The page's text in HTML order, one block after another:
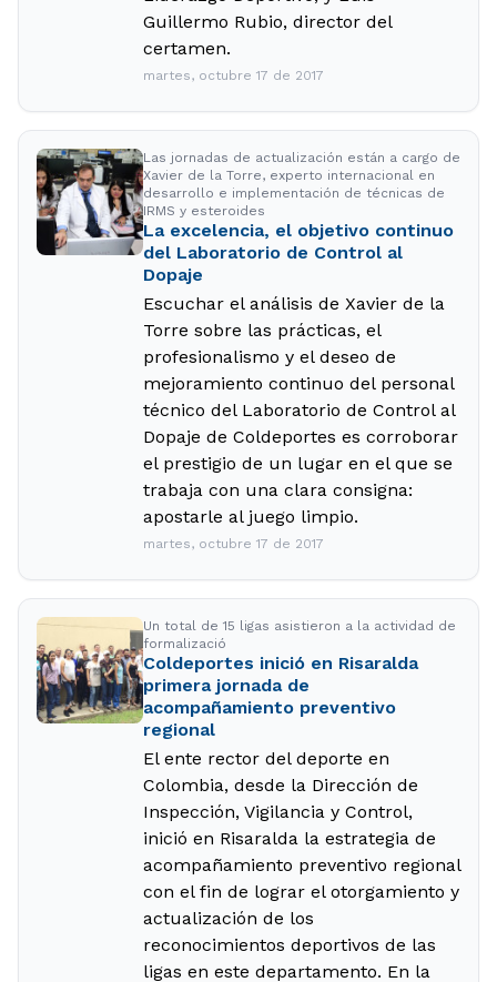
Guillermo Rubio, director del
certamen.
martes, octubre 17 de 2017
Las jornadas de actualización están a cargo de
Xavier de la Torre, experto internacional en
desarrollo e implementación de técnicas de
IRMS y esteroides
La excelencia, el objetivo continuo
del Laboratorio de Control al
Dopaje
Escuchar el análisis de Xavier de la
Torre sobre las prácticas, el
profesionalismo y el deseo de
mejoramiento continuo del personal
técnico del Laboratorio de Control al
Dopaje de Coldeportes es corroborar
el prestigio de un lugar en el que se
trabaja con una clara consigna:
apostarle al juego limpio.
martes, octubre 17 de 2017
Un total de 15 ligas asistieron a la actividad de
formalizació
Coldeportes inició en Risaralda
primera jornada de
acompañamiento preventivo
regional
El ente rector del deporte en
Colombia, desde la Dirección de
Inspección, Vigilancia y Control,
inició en Risaralda la estrategia de
acompañamiento preventivo regional
con el fin de lograr el otorgamiento y
actualización de los
reconocimientos deportivos de las
ligas en este departamento. En la